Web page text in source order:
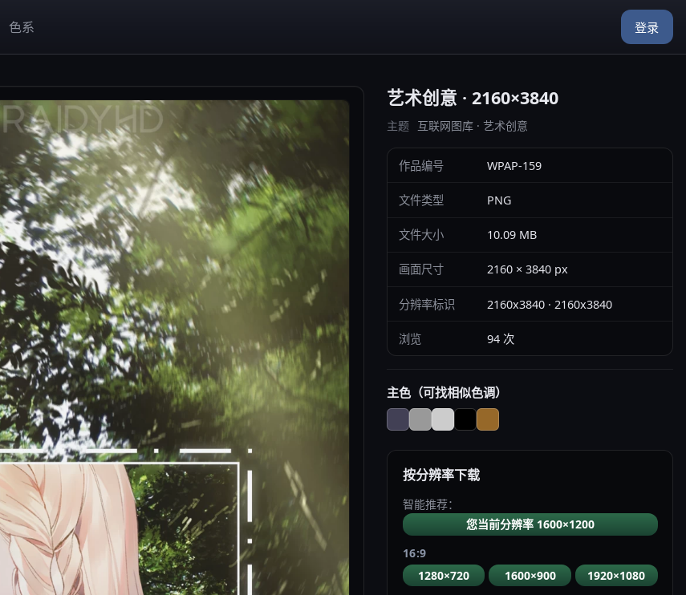
色系 登录
艺术创意 · 2160×3840
主题 互联网图库 · 艺术创意
作品编号 WPAP-159
文件类型 PNG
文件大小 10.09 MB
画面尺寸 2160 × 3840 px
分辨率标识 2160x3840 · 2160x3840
浏览 94 次
主色（可找相似色调）
按分辨率下载
智能推荐：
您当前分辨率 1600×1200
16:9
1280×720
1600×900
1920×1080